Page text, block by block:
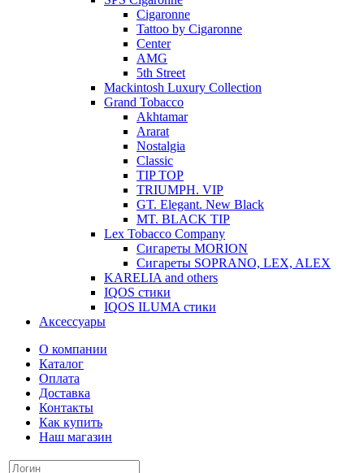
Сigaronne
Tattoo by Cigaronne
Center
AMG
5th Street
Mackintosh Luxury Collection
Grand Tobacco
Akhtamar
Ararat
Nostalgia
Classic
TIP TOP
TRIUMPH. VIP
GT. Elegant. New Black
MT. BLACK TIP
Lex Tobacco Company
Сигареты MORION
Сигареты SOPRANO, LEX, ALEX
KARELIA and others
IQOS стики
IQOS ILUMA стики
Аксессуары
О компании
Каталог
Оплата
Доставка
Контакты
Как купить
Наш магазин